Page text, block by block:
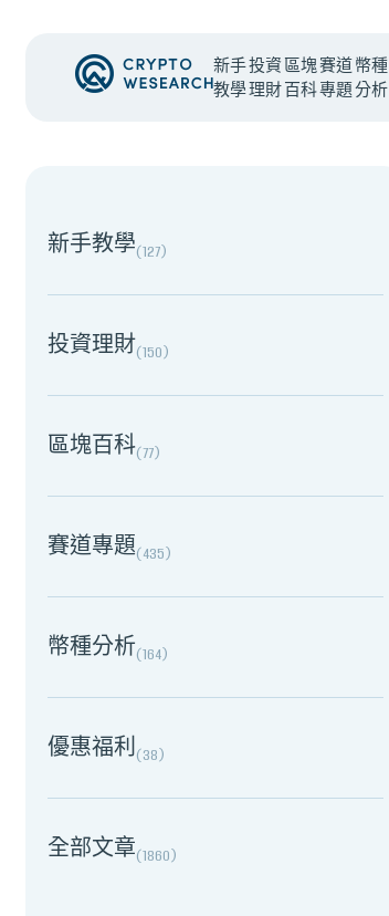
新手
教學
投資
理財
區塊
百科
賽道
專題
幣種
分析
NEW EVENT
新手教學(127)
投資理財(150)
區塊百科(77)
賽道專題(435)
幣種分析(164)
優惠福利(38)
全部文章(1860)